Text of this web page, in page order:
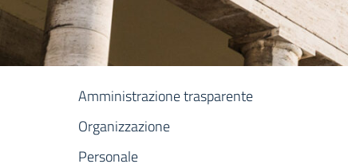
Amministrazione trasparente
Organizzazione
Personale